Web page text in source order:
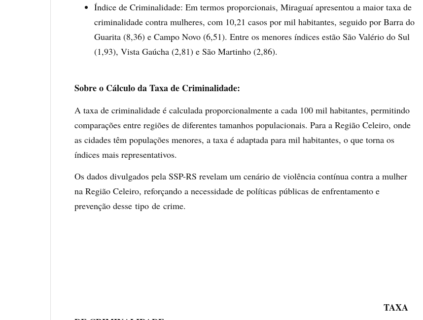
Índice de Criminalidade: Em termos proporcionais, Miraguaí apresentou a maior taxa de
criminalidade contra mulheres, com 10,21 casos por mil habitantes, seguido por Barra do
Guarita (8,36) e Campo Novo (6,51). Entre os menores índices estão São Valério do Sul
(1,93), Vista Gaúcha (2,81) e São Martinho (2,86).
Sobre o Cálculo da Taxa de Criminalidade:
A taxa de criminalidade é calculada proporcionalmente a cada 100 mil habitantes, permitindo
comparações entre regiões de diferentes tamanhos populacionais. Para a Região Celeiro, onde
as cidades têm populações menores, a taxa é adaptada para mil habitantes, o que torna os
índices mais representativos.
Os dados divulgados pela SSP-RS revelam um cenário de violência contínua contra a mulher
na Região Celeiro, reforçando a necessidade de políticas públicas de enfrentamento e
prevenção desse tipo de crime.
TAXA